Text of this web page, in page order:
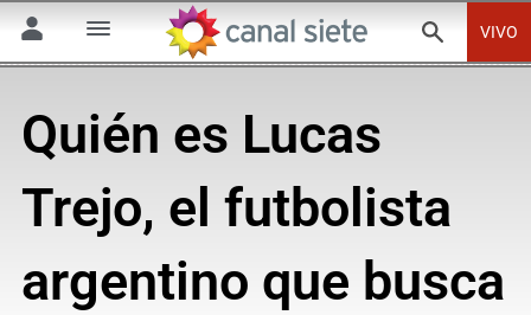
VIVO
Quién es Lucas
Trejo, el futbolista
argentino que busca